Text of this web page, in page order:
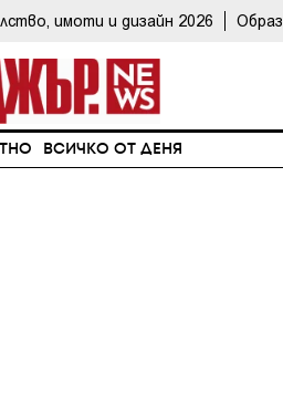
имоти и дизайн 2026
ВСИЧКО ОТ ДЕНЯ